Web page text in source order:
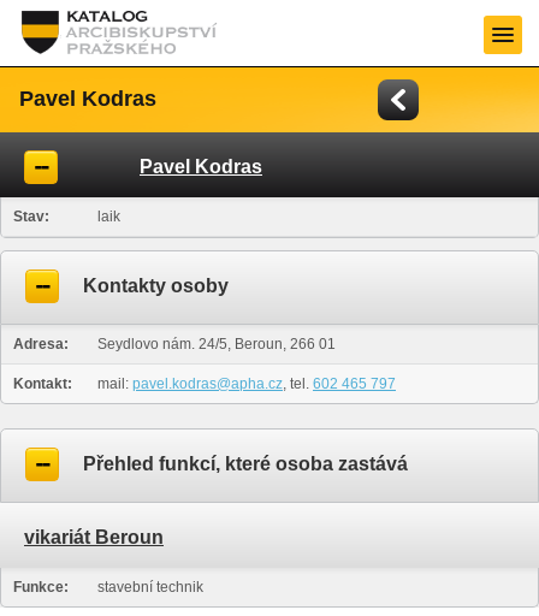
Pavel Kodras
Pavel Kodras
Stav: laik
Kontakty osoby
Adresa: Seydlovo nám. 24/5, Beroun, 266 01
Kontakt: mail: pavel.kodras@apha.cz, tel. 602 465 797
Přehled funkcí, které osoba zastává
vikariát Beroun
Funkce: stavební technik